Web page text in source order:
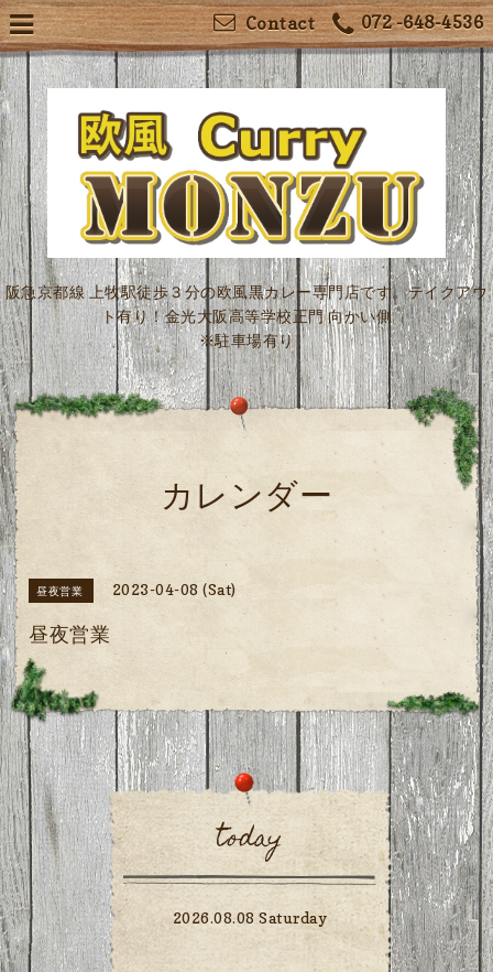
072 -648-4536
Contact
阪急京都線 上牧駅徒歩３分の欧風黒カレー専門店です。テイクアウ
ト有り！金光大阪高等学校正門 向かい側
※駐車場有り
カレンダー
昼夜営業 2023-04-08 (Sat)
昼夜営業
today
2026.08.08 Saturday